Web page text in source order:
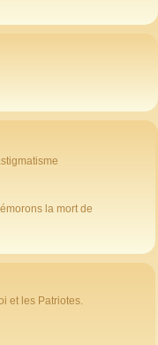
la mort de
et les Patriotes.